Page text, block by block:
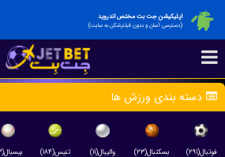
اپلیکیشن جت بت مختص اندروید
(دسترسی آسان و بدون فیلترشکن به سایت)
دسته بندی ورزش ها
فوتبال(۲۹۱) بسکتبال(۲۳) والیبال(۱۱) تنیس(۱۸۴) بیسبال(۱۳)